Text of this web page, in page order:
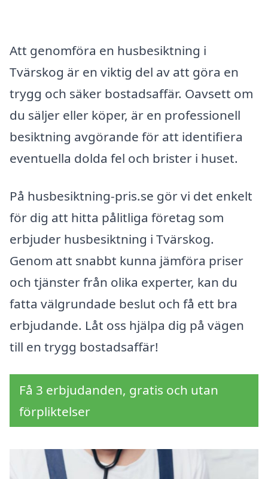
Att genomföra en husbesiktning i
Tvärskog är en viktig del av att göra en
trygg och säker bostadsaffär. Oavsett om
du säljer eller köper, är en professionell
besiktning avgörande för att identifiera
eventuella dolda fel och brister i huset.
På husbesiktning-pris.se gör vi det enkelt
för dig att hitta pålitliga företag som
erbjuder husbesiktning i Tvärskog.
Genom att snabbt kunna jämföra priser
och tjänster från olika experter, kan du
fatta välgrundade beslut och få ett bra
erbjudande. Låt oss hjälpa dig på vägen
till en trygg bostadsaffär!
Få 3 erbjudanden, gratis och utan
förpliktelser